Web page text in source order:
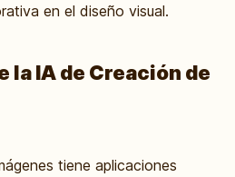
en el diseño visual.
la IA de Creación de
tiene aplicaciones